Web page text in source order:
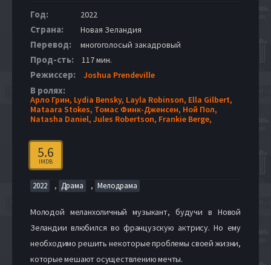
Год: 2022
Страна: Новая Зеландия
Перевод: многоголосый закадровый
Прод-сть: 117 мин.
Режиссер: Joshua Prendeville
В ролях:
Арло Грин, Lydia Bensky, Layla Robinson, Ella Gilbert,
Mataara Stokes, Томас Финк-Дженсен, Ной Пол,
Natasha Daniel, Jules Robertson, Frankie Berge,
5.6
IMDB
2022 , Драма , Мелодрама
Молодой меланхоличный музыкант, будучи в Новой
Зеландии влюбился во французскую актрису. Но ему
необходимо решить некоторые проблемы своей жизни,
которые мешают осуществлению мечты.